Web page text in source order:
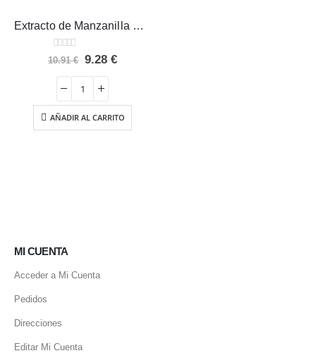
Extracto de Manzanilla XXI 50 ml.
0out of 5
10.91€ El
original
era:
10.91 €.
9.28 €El
9.28 €.
AÑADIR AL CARRITO
MI CUENTA
Acceder a Mi Cuenta
Pedidos
Direcciones
Editar Mi Cuenta